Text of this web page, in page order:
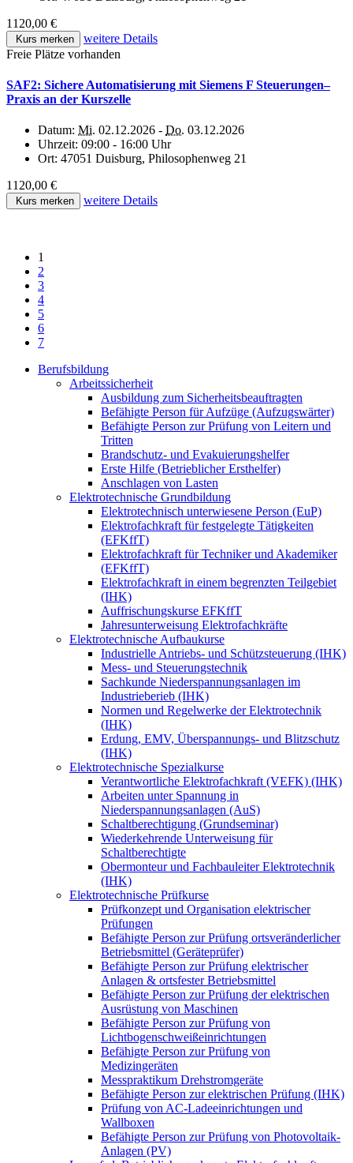
1120,00 €
Kurs merken
weitere Details
Freie Plätze vorhanden
SAF2: Sichere Automatisierung mit Siemens F Steuerungen–
Praxis an der Kurszelle
Datum: Mi. 02.12.2026 - Do. 03.12.2026
Uhrzeit: 09:00 - 16:00 Uhr
Ort: 47051 Duisburg, Philosophenweg 21
1120,00 €
Kurs merken weitere Details
1
2
3
4
5
6
7
Berufsbildung
Arbeitssicherheit
Ausbildung zum Sicherheitsbeauftragten
Befähigte Person für Aufzüge (Aufzugswärter)
Befähigte Person zur Prüfung von Leitern und
Tritten
Brandschutz- und Evakuierungshelfer
Erste Hilfe (Betrieblicher Ersthelfer)
Anschlagen von Lasten
Elektrotechnische Grundbildung
Elektrotechnisch unterwiesene Person (EuP)
Elektrofachkraft für festgelegte Tätigkeiten
(EFKffT)
Elektrofachkraft für Techniker und Akademiker
(EFKffT)
Elektrofachkraft in einem begrenzten Teilgebiet
(IHK)
Auffrischungskurse EFKffT
Jahresunterweisung Elektrofachkräfte
Elektrotechnische Aufbaukurse
Industrielle Antriebs- und Schützsteuerung (IHK)
Mess- und Steuerungstechnik
Sachkunde Niederspannungsanlagen im
Industrieberieb (IHK)
Normen und Regelwerke der Elektrotechnik
(IHK)
Erdung, EMV, Überspannungs- und Blitzschutz
(IHK)
Elektrotechnische Spezialkurse
Verantwortliche Elektrofachkraft (VEFK) (IHK)
Arbeiten unter Spannung in
Niederspannungsanlagen (AuS)
Schaltberechtigung (Grundseminar)
Wiederkehrende Unterweisung für
Schaltberechtigte
Obermonteur und Fachbauleiter Elektrotechnik
(IHK)
Elektrotechnische Prüfkurse
Prüfkonzept und Organisation elektrischer
Prüfungen
Befähigte Person zur Prüfung ortsveränderlicher
Betriebsmittel (Geräteprüfer)
Befähigte Person zur Prüfung elektrischer
Anlagen & ortsfester Betriebsmittel
Befähigte Person zur Prüfung der elektrischen
Ausrüstung von Maschinen
Befähigte Person zur Prüfung von
Lichtbogenschweißeinrichtungen
Befähigte Person zur Prüfung von
Medizingeräten
Messpraktikum Drehstromgeräte
Befähigte Person zur elektrischen Prüfung (IHK)
Prüfung von AC-Ladeeinrichtungen und
Wallboxen
Befähigte Person zur Prüfung von Photovoltaik-
Anlagen (PV)